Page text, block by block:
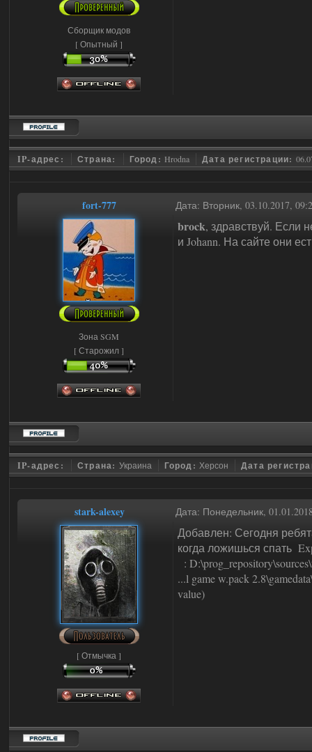
Сборщик модов
[ Опытный ]
IP-адрес: Страна: Город:Hrodna Дата регистрации:
fort-777 Дата: Вторник, 03.10.2017,
Зона SGM
[ Старожил ]
brock, здравствуй. Если
и Johann. На сайте они
IP-адрес: Страна: Украина Город:Херсон Дата
stark-alexey Дата: Понедельник,
[ Отмычка ]
Добавлен: Сегодня
когда ложишься спать
:
...l game w.pack
value)